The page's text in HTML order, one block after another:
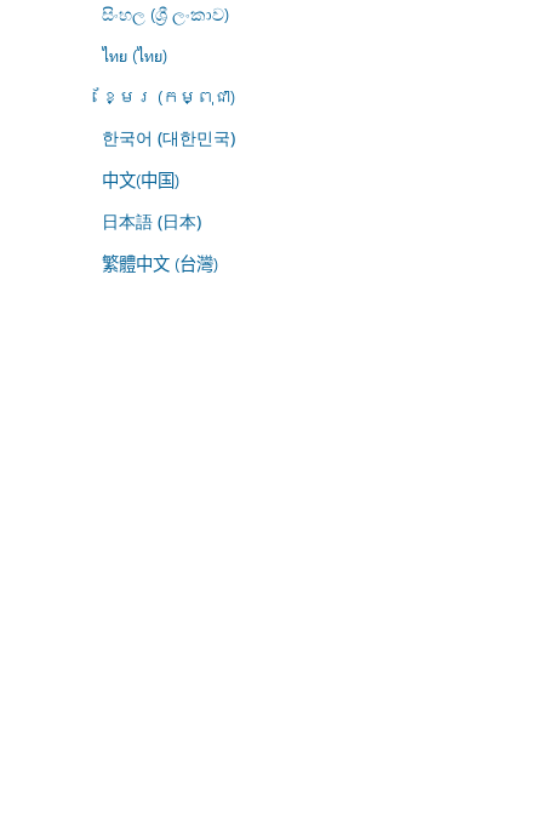
සිංහල (ශ්‍රී ලංකාව)
ไทย (ไทย)
ខ្មែរ (កម្ពុជា)
한국어 (대한민국)
中文(中国)
日本語 (日本)
繁體中文 (台灣)